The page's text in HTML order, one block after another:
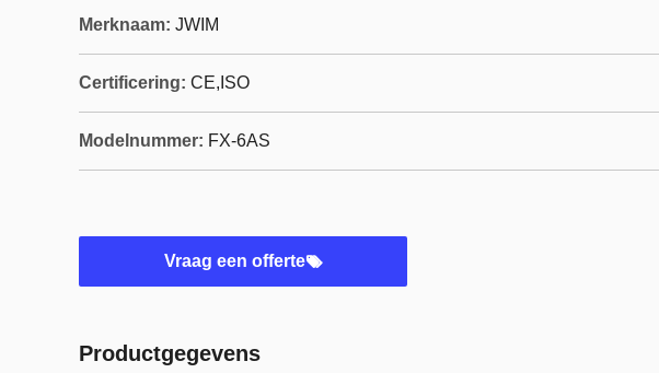
Merknaam: JWIM
Certificering: CE,ISO
Modelnummer: FX-6AS
Vraag een offerte
Productgegevens